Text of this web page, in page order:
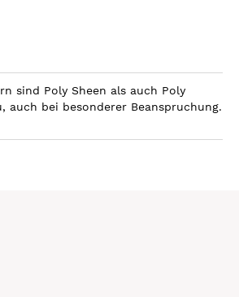
sind Poly Sheen als auch Poly
bei besonderer Beanspruchung.